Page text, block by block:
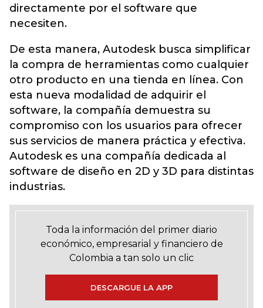
directamente por el software que
necesiten.
De esta manera, Autodesk busca simplificar
la compra de herramientas como cualquier
otro producto en una tienda en línea. Con
esta nueva modalidad de adquirir el
software, la compañía demuestra su
compromiso con los usuarios para ofrecer
sus servicios de manera práctica y efectiva.
Autodesk es una compañía dedicada al
software de diseño en 2D y 3D para distintas
industrias.
Toda la información del primer diario
económico, empresarial y financiero de
Colombia a tan solo un clic
DESCARGUE LA APP